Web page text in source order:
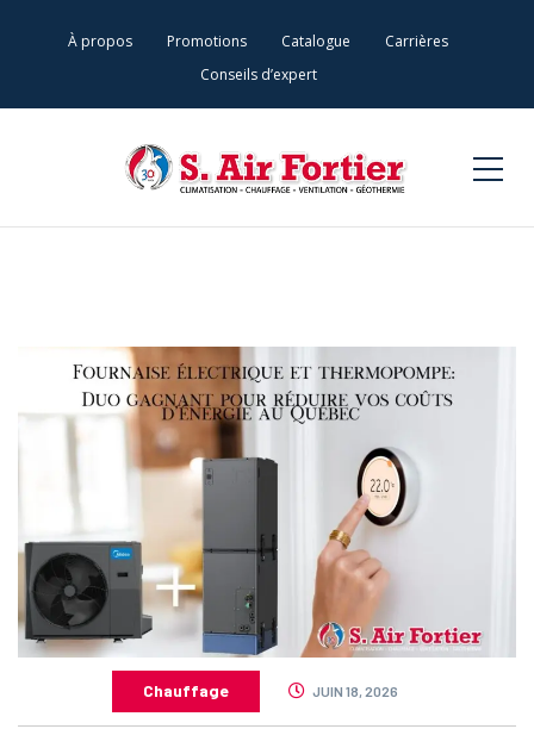
À propos Promotions Catalogue
Carrières
Conseils d’expert
Chauffage JUIN 18, 2026